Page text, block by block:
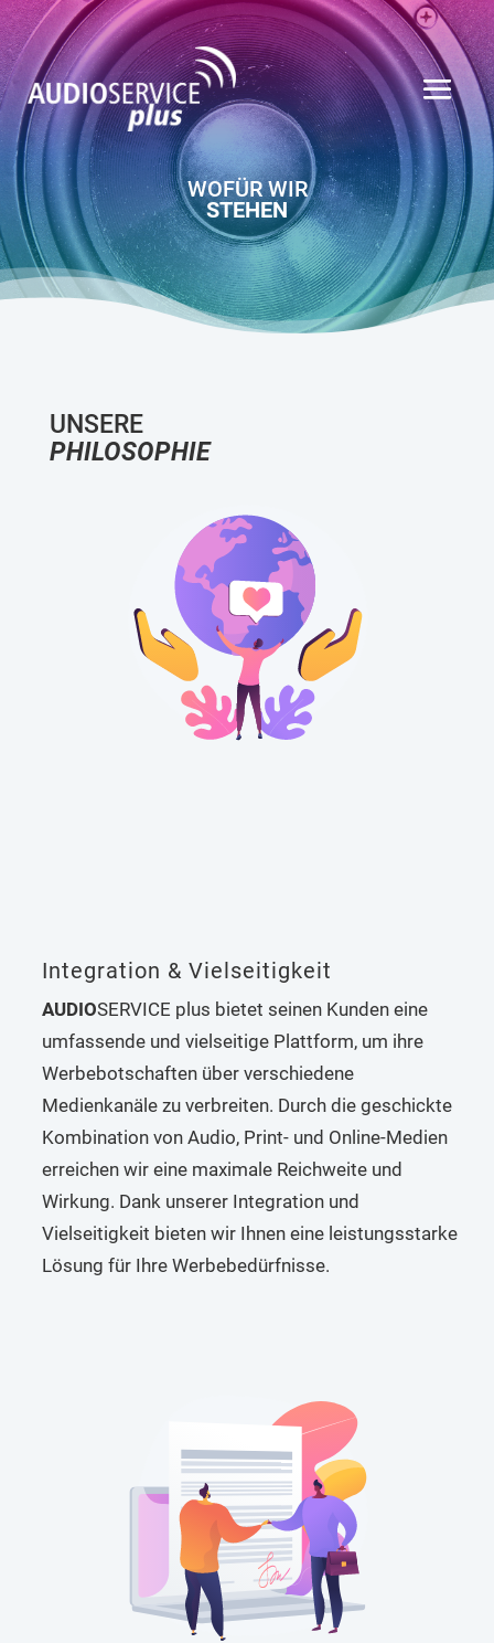
WOFÜR WIR
STEHEN
UNSERE
PHILOSOPHIE
Integration & Vielseitigkeit
AUDIOSERVICE plus bietet seinen Kunden eine
umfassende und vielseitige Plattform, um ihre
Werbebotschaften über verschiedene
Medienkanäle zu verbreiten. Durch die geschickte
Kombination von Audio, Print- und Online-Medien
erreichen wir eine maximale Reichweite und
Wirkung. Dank unserer Integration und
Vielseitigkeit bieten wir Ihnen eine leistungsstarke
Lösung für Ihre Werbebedürfnisse.